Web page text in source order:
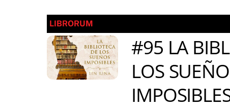
LIBRORUM
#95 LA
LOS